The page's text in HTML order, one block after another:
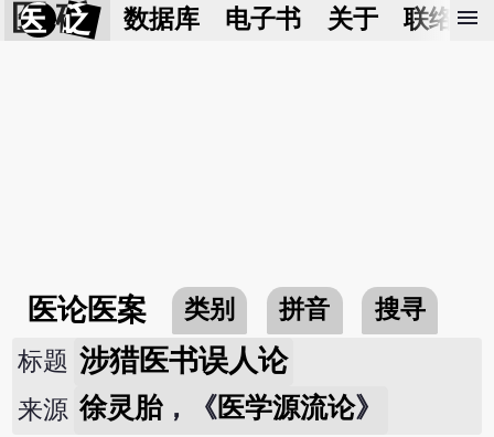
医 砭 数据库 电子书 关于 联络我
menu
医论医案 类别 拼音
搜寻
标题 涉猎医书误人论
来源 徐灵胎，《 医学源流论》